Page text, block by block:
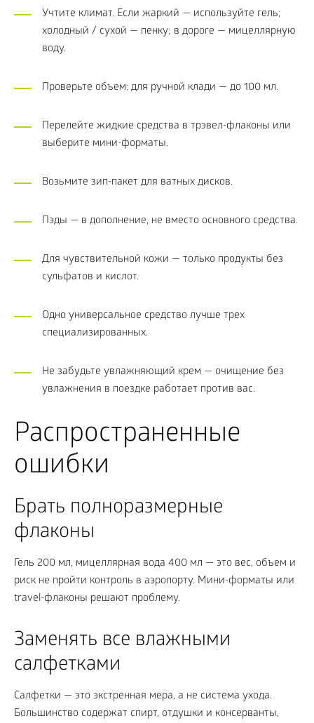
Учтите климат. Если жаркий — используйте гель;
холодный / сухой — пенку; в дороге — мицеллярную
воду.
Проверьте объем: для ручной клади — до 100 мл.
Перелейте жидкие средства в трэвел-флаконы или
выберите мини-форматы.
Возьмите зип-пакет для ватных дисков.
Пэды — в дополнение, не вместо основного средства.
Для чувствительной кожи — только продукты без
сульфатов и кислот.
Одно универсальное средство лучше трех
специализированных.
Не забудьте увлажняющий крем — очищение без
увлажнения в поездке работает против вас.
Распространенные
ошибки
Брать полноразмерные
флаконы
Гель 200 мл, мицеллярная вода 400 мл — это вес, объем и
риск не пройти контроль в аэропорту. Мини-форматы или
travel-флаконы решают проблему.
Заменять все влажными
салфетками
Салфетки — это экстренная мера, а не система ухода.
Большинство содержат спирт, отдушки и консерванты,